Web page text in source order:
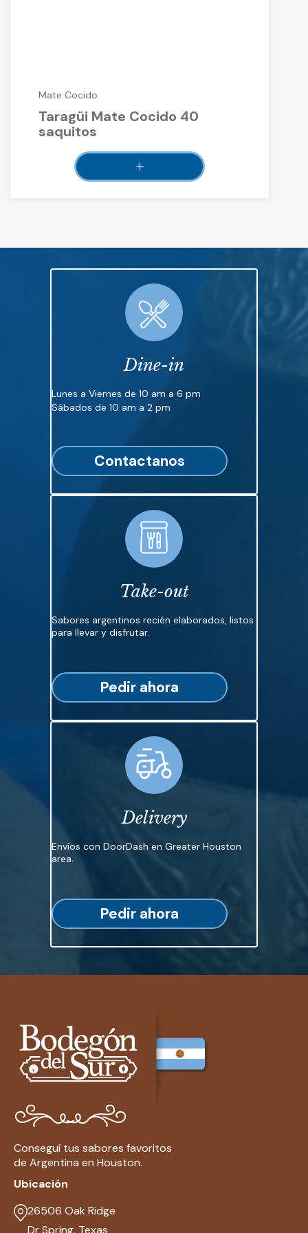
Mate Cocido
Taragüi Mate Cocido 40
saquitos
Dine-in
Lunes a Viernes de 10 am a 6 pm
Sábados de 10 am a 2 pm
Contactanos
Take-out
Sabores argentinos recién elaborados, listos
para llevar y disfrutar.
Pedir ahora
Delivery
Envíos con DoorDash en Greater Houston
area.
Pedir ahora
Conseguí tus sabores favoritos
de Argentina en Houston.
Ubicación
26506 Oak Ridge
Dr Spring, Texas